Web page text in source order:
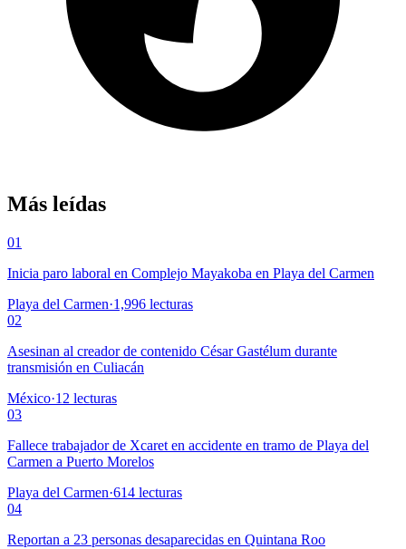
Más leídas
01
Inicia paro laboral en Complejo Mayakoba en Playa del Carmen
Playa del Carmen·1,996 lecturas
02
Asesinan al creador de contenido César Gastélum durante
transmisión en Culiacán
México·12 lecturas
03
Fallece trabajador de Xcaret en accidente en tramo de Playa del
Carmen a Puerto Morelos
Playa del Carmen·614 lecturas
04
Reportan a 23 personas desaparecidas en Quintana Roo